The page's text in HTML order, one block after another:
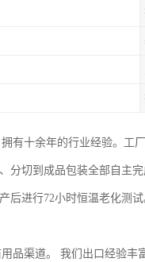
有十余年的行业经验。工
分切到成品包装全部自主
后进行72小时恒温老化测
品渠道。 我们出口经验